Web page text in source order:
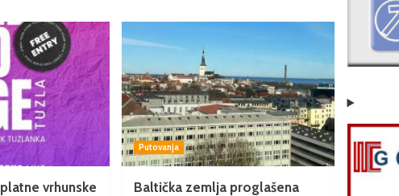
vrhunske
Putovanja
Baltička zemlja proglašena